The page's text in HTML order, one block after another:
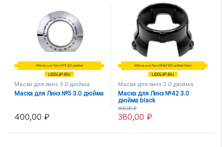
Маски для линз 3.0 дюйма
Маска для Линз №5 3.0 дюйма
400,00₽
Маски для линз 3.0 дюйма
Маска для Линз №42 3.0
дюйма black
380,00₽
400,00₽